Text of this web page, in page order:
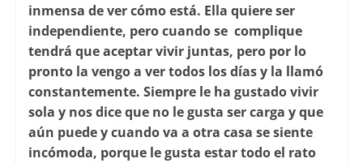
inmensa de ver cómo está. Ella quiere ser
independiente, pero cuando se complique
tendrá que aceptar vivir juntas, pero por lo
pronto la vengo a ver todos los días y la llamó
constantemente. Siempre le ha gustado vivir
sola y nos dice que no le gusta ser carga y que
aún puede y cuando va a otra casa se siente
incómoda, porque le gusta estar todo el rato